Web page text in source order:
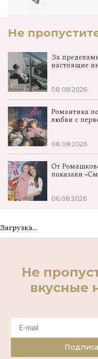
Не
За
настоящие
08.08.2026
Романтика
любви с
08.08.2026
От
показали
06.08.2026
Загрузка...
Не
вкусные